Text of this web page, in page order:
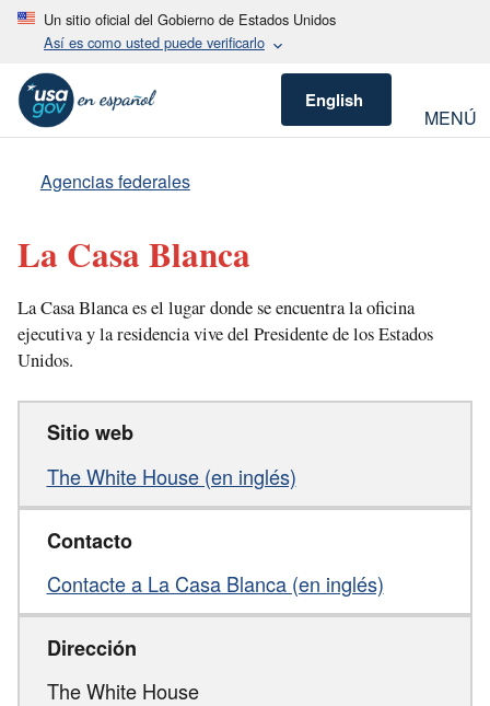
Un sitio oficial del Gobierno de Estados Unidos
Así es como usted puede verificarlo
English
MENÚ
Agencias federales
La Casa Blanca
La Casa Blanca es el lugar donde se encuentra la oficina
ejecutiva y la residencia vive del Presidente de los Estados
Unidos.
Sitio web
The White House (en inglés)
Contacto
Contacte a La Casa Blanca (en inglés)
Dirección
The White House